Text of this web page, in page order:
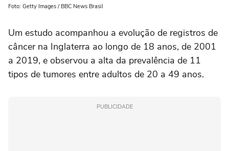
Foto: Getty Images / BBC News Brasil
Um estudo acompanhou a evolução de registros de
câncer na Inglaterra ao longo de 18 anos, de 2001
a 2019, e observou a alta da prevalência de 11
tipos de tumores entre adultos de 20 a 49 anos.
PUBLICIDADE